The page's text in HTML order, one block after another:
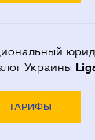
Украины
ТАРИФЫ